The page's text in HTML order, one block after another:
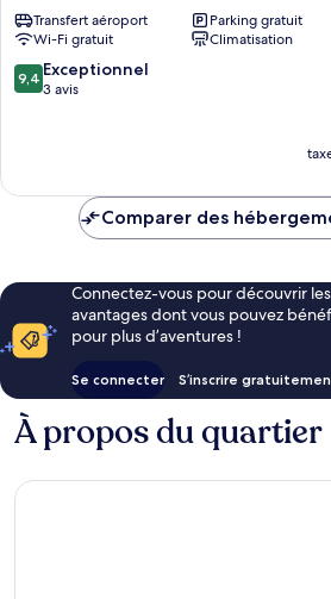
RawaiTransfert aéroport
Parking gratuit
Wi-Fi gratuit
Climatisation
9.4
sur
9,4 Exceptionnel
3 avis
Comparer des
Connectez-vous pour découvrir
avantages dont vous pouvez
pour plus d’aventures !
Se connecter S’inscrire
À propos du quartier